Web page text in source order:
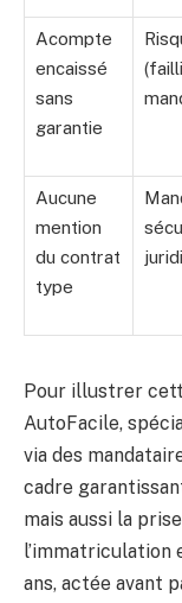
Acompte
encaissé
sans
garantie
Aucune
mention
du contrat
type
Pour illustrer
AutoFacile,
via des
cadre
mais aussi la
l’immatriculation
ans, actée avant